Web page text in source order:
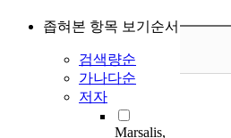
좁혀본 항목 보기순서
검색량순
가나다순
저자
Marsalis,